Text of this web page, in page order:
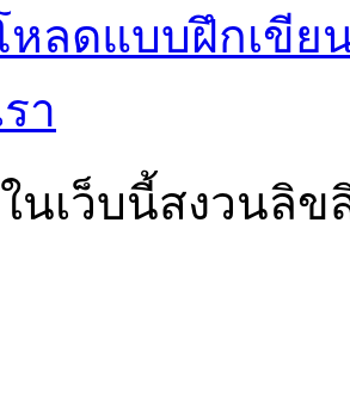
หลดแบบฝึกเขีย
า
นเว็บนี้สงวนลิ